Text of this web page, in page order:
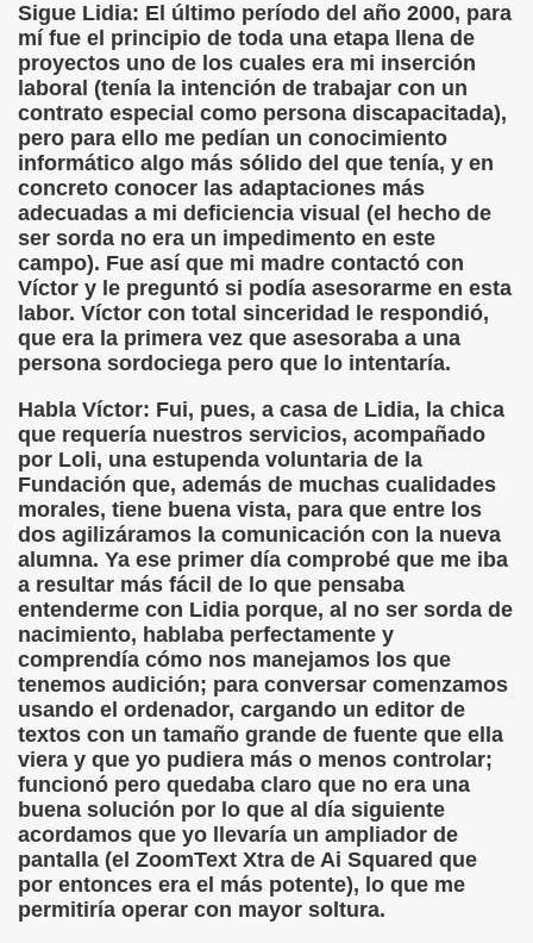
Sigue Lidia: El último período del año 2000, para
mí fue el principio de toda una etapa llena de
proyectos uno de los cuales era mi inserción
laboral (tenía la intención de trabajar con un
contrato especial como persona discapacitada),
pero para ello me pedían un conocimiento
informático algo más sólido del que tenía, y en
concreto conocer las adaptaciones más
adecuadas a mi deficiencia visual (el hecho de
ser sorda no era un impedimento en este
campo). Fue así que mi madre contactó con
Víctor y le preguntó si podía asesorarme en esta
labor. Víctor con total sinceridad le respondió,
que era la primera vez que asesoraba a una
persona sordociega pero que lo intentaría.
Habla Víctor: Fui, pues, a casa de Lidia, la chica
que requería nuestros servicios, acompañado
por Loli, una estupenda voluntaria de la
Fundación que, además de muchas cualidades
morales, tiene buena vista, para que entre los
dos agilizáramos la comunicación con la nueva
alumna. Ya ese primer día comprobé que me iba
a resultar más fácil de lo que pensaba
entenderme con Lidia porque, al no ser sorda de
nacimiento, hablaba perfectamente y
comprendía cómo nos manejamos los que
tenemos audición; para conversar comenzamos
usando el ordenador, cargando un editor de
textos con un tamaño grande de fuente que ella
viera y que yo pudiera más o menos controlar;
funcionó pero quedaba claro que no era una
buena solución por lo que al día siguiente
acordamos que yo llevaría un ampliador de
pantalla (el ZoomText Xtra de Ai Squared que
por entonces era el más potente), lo que me
permitiría operar con mayor soltura.
Ciego Integrado a la Escuela Regular (José
(María Jesús Cañamares)
Solana)
Antonio Campos Sánchez)
(Pedro Zurita)
el Alumnado y Carta del Director a los padres (Col.
Braille Como Medio de Lectura y Escritura (Dr. Phil
(Àngel Mas Parera)
(Alberto Gil)
Gil)
Ruiz Carrión)
Barcelona (Àngel Mas Parera)
Centenera)
Figueroa)
4 de Enero de 2016 (Alberto gil)
Valentines)
(Associació Catalana per a la Integració del Cec)
Ordóñez)